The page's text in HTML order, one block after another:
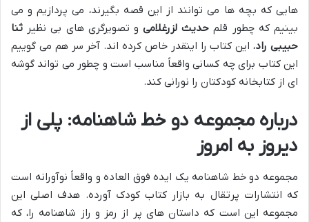
هایی که بچه ها می توانند از این قصه بگیرند، می پردازیم و می
بینیم که چطور قلم حدیث لزرغلامیو تصویرگری های بی نظیر ثنا
حبیبی راد، این کتاب را اینقدر خاص کرده اند. آخر سر هم می گوییم
این کتاب برای چه کسانی واقعاً مناسب است و چطور می تواند گوشه
ای از کتابخانه کودکتان را نورانی کند.
درباره مجموعه دو خط شاهنامه: پلی از
دیروز به امروز
مجموعه دو خط شاهنامه یک ایده فوق العاده و واقعاً نوآورانه است
که انتشارات پرتقال به بازار کتاب کودک آورده. هدف اصلی این
مجموعه این است که داستان های پر از رمز و راز شاهنامه را، که